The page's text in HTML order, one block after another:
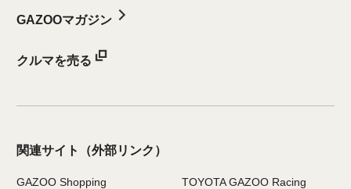
GAZOOマガジン
クルマを売る
関連サイト （外部リンク）
GAZOO Shopping TOYOTA GAZOO Racing